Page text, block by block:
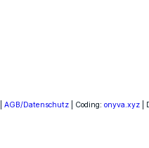
AGB/Datenschutz| Coding: onyva.xyz|